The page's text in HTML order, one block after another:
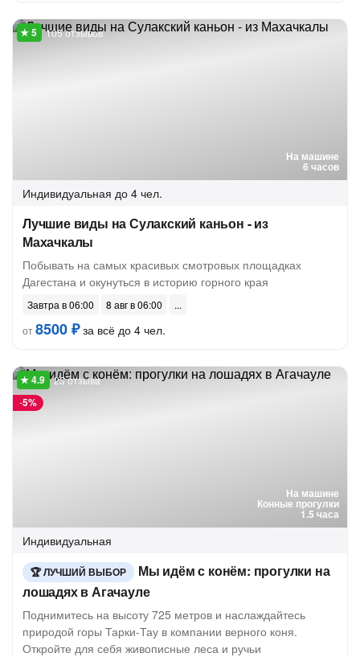
На машине
6 часов
105 отзывов
Индивидуальная до 4 чел.
Лучшие виды на Сулакский каньон - из
Махачкалы
Побывать на самых красивых смотровых площадках
Дагестана и окунуться в историю горного края
Завтра в 06:00
8 авг в 06:00
от8500 ₽за всё до 4 чел.
На машине
Конные прогулки
1.5 часа
-5%
23 отзыва
Индивидуальная
ЛУЧШИЙ ВЫБОР
Мы идём с конём: прогулки на
лошадях в Агачауле
Поднимитесь на высоту 725 метров и наслаждайтесь
природой горы Тарки-Тау в компании верного коня.
Откройте для себя живописные леса и ручьи